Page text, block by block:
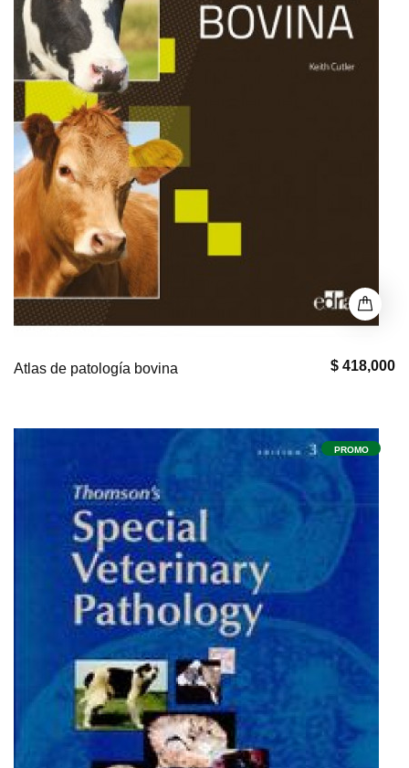
$ 418,000
Atlas de patología bovina
PROMO